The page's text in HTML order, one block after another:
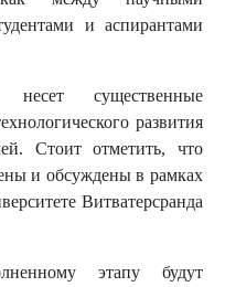
и аспирантами
несет существенные
развития
Стоит отметить, что
и обсуждены в рамках
Витватерсранда
этапу будут